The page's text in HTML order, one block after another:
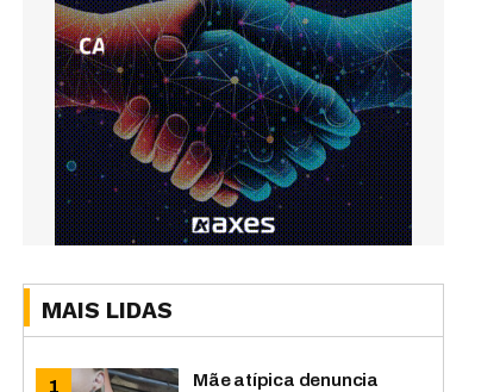
MAIS LIDAS
Mãe atípica denuncia